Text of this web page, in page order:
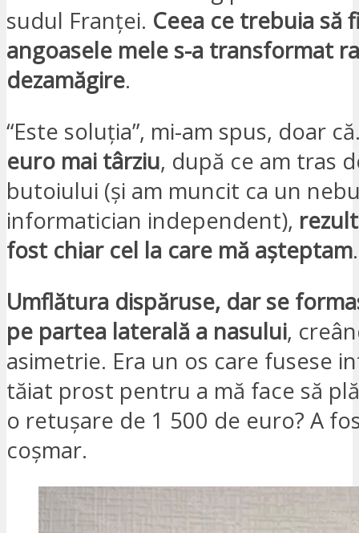
sudul Franței. Ceea ce trebuia să
angoasele mele s-a transformat
dezamăgire.
“Este soluția”, mi-am spus, doar
euro mai târziu, după ce am tras
butoiului (și am muncit ca un
informatician independent),
fost chiar cel la care mă așteptam.
Umflătura dispăruse, dar se
pe partea laterală a nasului,
asimetrie. Era un os care fusese
tăiat prost pentru a mă face să
o retușare de 1 500 de euro? A
coșmar.